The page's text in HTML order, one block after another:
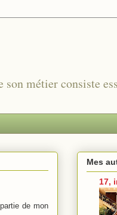
métier consiste
de mon
Mes
17,